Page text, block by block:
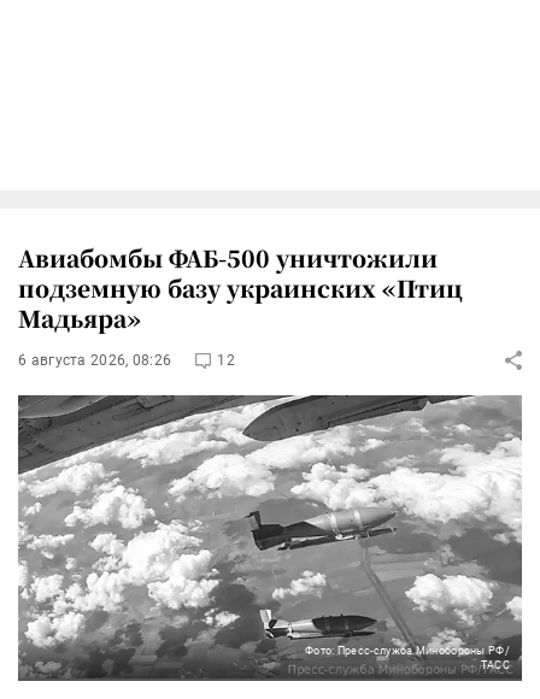
Авиабомбы ФАБ-500 уничтожили
подземную базу украинских «Птиц
Мадьяра»
6 августа 2026, 08:26 12
Фото: Пресс-служба Минобороны РФ/
ТАСС